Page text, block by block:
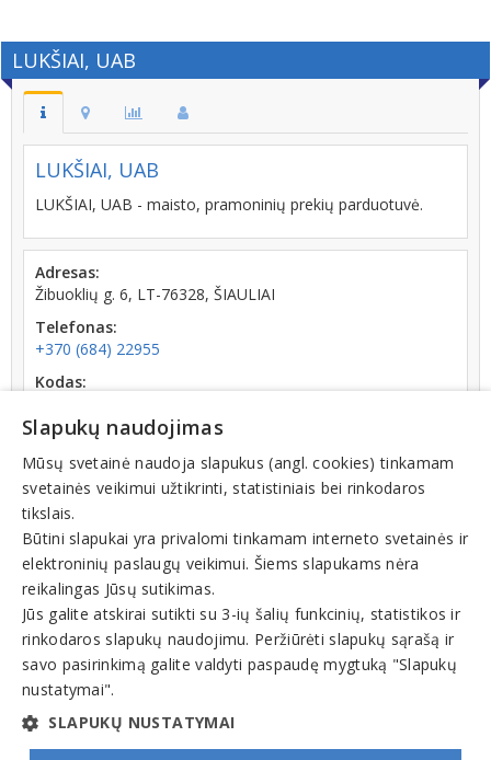
LUKŠIAI, UAB
LUKŠIAI, UAB
LUKŠIAI, UAB - maisto, pramoninių prekių parduotuvė.
Adresas:
Žibuoklių g. 6, LT-76328, ŠIAULIAI
Telefonas:
+370 (684) 22955
Kodas:
Registracijos data:
2011-04-20
Apyvarta:
0 € (2024 m.)
Veiklos sritys
Specializuota ir nespecializuota prekyba, parduotuvės
Slapukų naudojimas
Mūsų svetainė naudoja slapukus (angl. cookies) tinkamam
svetainės veikimui užtikrinti, statistiniais bei rinkodaros
tikslais.
Būtini slapukai yra privalomi tinkamam interneto svetainės ir
elektroninių paslaugų veikimui. Šiems slapukams nėra
reikalingas Jūsų sutikimas.
Jūs galite atskirai sutikti su 3-ių šalių funkcinių, statistikos ir
rinkodaros slapukų naudojimu. Peržiūrėti slapukų sąrašą ir
savo pasirinkimą galite valdyti paspaudę mygtuką "Slapukų
nustatymai".
SLAPUKŲ NUSTATYMAI